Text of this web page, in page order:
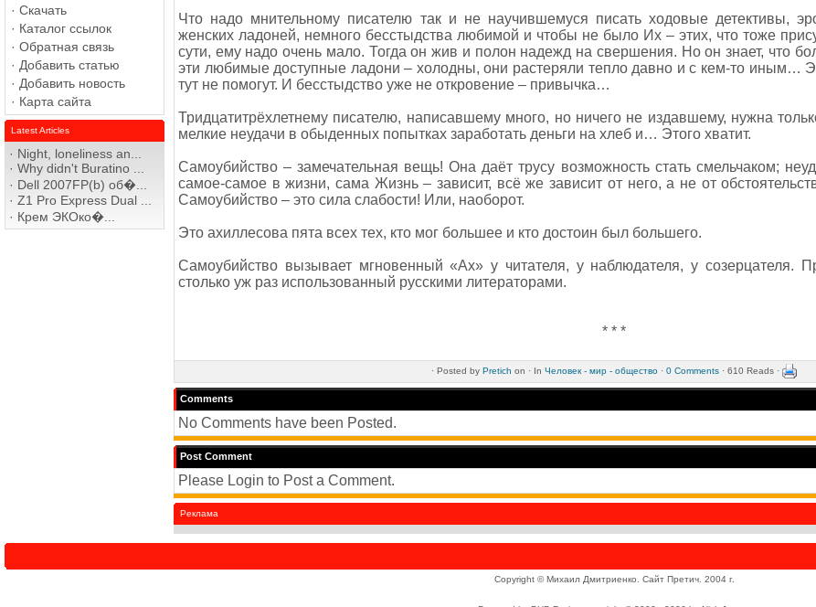
· Скачать
· Каталог ссылок
· Обратная связь
· Добавить статью
· Добавить новость
· Карта сайта
Latest Articles
· Night, loneliness an...
· Why didn't Buratino ...
· Dell 2007FP(b) об�...
· Z1 Pro Express Dual ...
· Крем ЭКОко�...
Что надо мнительному писателю так и не научившемуся писать ходовые детективы,
женских ладоней, немного бесстыдства любимой и чтобы не было Их – этих, что тоже
сути, ему надо очень мало. Тогда он жив и полон надежд на свершения. Но он знает, что
эти любимые доступные ладони – холодны, они растеряли тепло давно и с кем-то иным…
тут не помогут. И бесстыдство уже не откровение – привычка…
Тридцатитрёхлетнему писателю, написавшему много, но ничего не издавшему, нужна
мелкие неудачи в обыденных попытках заработать деньги на хлеб и… Этого хватит.
Самоубийство – замечательная вещь! Она даёт трусу возможность стать смельчаком;
самое-самое в жизни, сама Жизнь – зависит, всё же зависит от него, а не от
Самоубийство – это сила слабости! Или, наоборот.
Это ахиллесова пята всех тех, кто мог большее и кто достоин был большего.
Самоубийство вызывает мгновенный «Ах» у читателя, у наблюдателя, у созерцателя.
столько уж раз использованный русскими литераторами.
* * *
· Posted by Pretich on · In Человек - мир - общество · 0 Comments · 610 Reads ·
Comments
No Comments have been Posted.
Post Comment
Please Login to Post a Comment.
Реклама
Copyright © Михаил Дмитриенко. Сайт Претич. 2004 г.